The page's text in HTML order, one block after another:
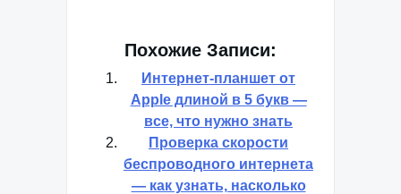
Похожие Записи:
Интернет-планшет от
Apple длиной в 5 букв —
все, что нужно знать
Проверка скорости
беспроводного интернета
— как узнать, насколько